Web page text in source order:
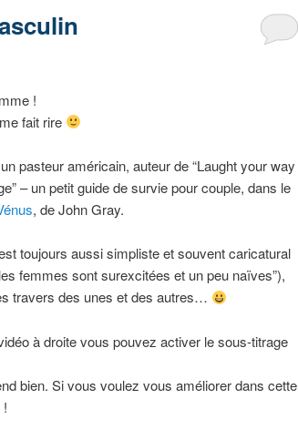
!
fait rire
pasteur américain, auteur de “Laught your way
– un petit guide de survie pour couple, dans le
, de John Gray.
toujours aussi simpliste et souvent caricatural
femmes sont surexcitées et un peu naïves”),
travers des unes et des autres…
à droite vous pouvez activer le sous-titrage
bien. Si vous voulez vous améliorer dans cette